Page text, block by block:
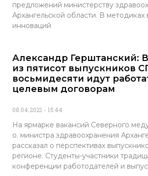
предложений министерству
Архангельской области. В
инноваций
Александр Герштанский:
из пятисот выпускников
восьмидесяти идут
целевым договорам
08.04.2021 15:44
На ярмарке вакансий Северного
о. министра здравоохранения
рассказал о перспективах
регионе. Студенты-участники
конференции работодателей и